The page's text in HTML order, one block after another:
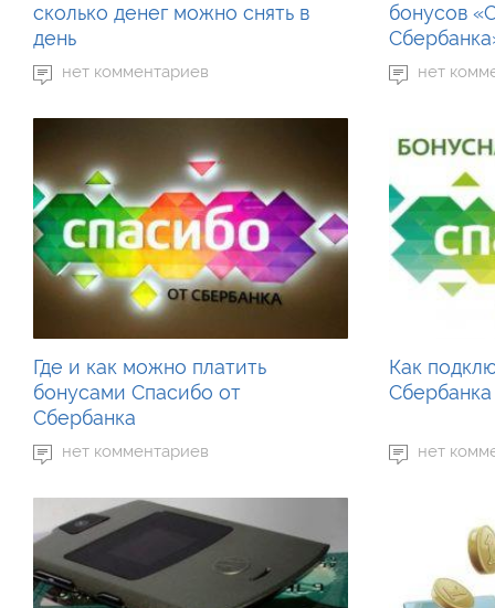
сколько денег можно снять в
день
нет комментариев
бонусов
нет
Где и как можно платить
бонусами Спасибо от
Сбербанка
нет комментариев
Как
нет